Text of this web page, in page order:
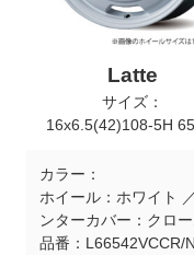
Latte
サイズ：
16x6.5(42)108-5H
カラー：
ホイール：ホワイト
ンターカバー：クロー
品番： L66542VCCR/N